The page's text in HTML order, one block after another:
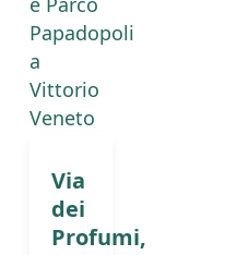
Via
dei
Profumi,